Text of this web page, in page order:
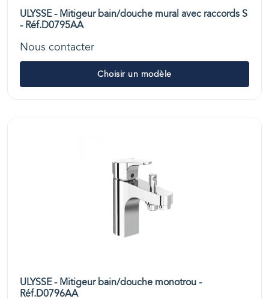
ULYSSE - Mitigeur bain/douche mural avec raccords S
- Réf.D0795AA
Nous contacter
Choisir un modèle
ULYSSE - Mitigeur bain/douche monotrou -
Réf.D0796AA